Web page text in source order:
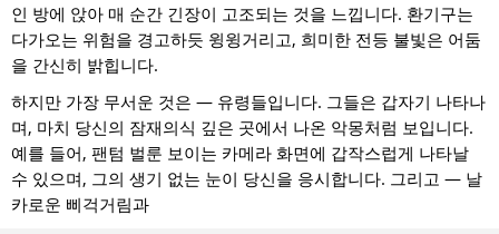
인 방에 앉아 매 순간 긴장이 고조되는 것을 느낍니다. 환기구는
다가오는 위험을 경고하듯 윙윙거리고, 희미한 전등 불빛은 어둠
을 간신히 밝힙니다.
하지만 가장 무서운 것은 — 유령들입니다. 그들은 갑자기 나타나
며, 마치 당신의 잠재의식 깊은 곳에서 나온 악몽처럼 보입니다.
예를 들어, 팬텀 벌룬 보이는 카메라 화면에 갑작스럽게 나타날
수 있으며, 그의 생기 없는 눈이 당신을 응시합니다. 그리고 — 날
카로운 삐걱거림과